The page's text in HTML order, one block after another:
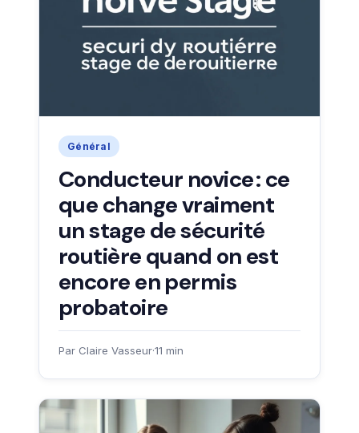
Général
Conducteur novice : ce
que change vraiment
un stage de sécurité
routière quand on est
encore en permis
probatoire
Par Claire Vasseur·11 min